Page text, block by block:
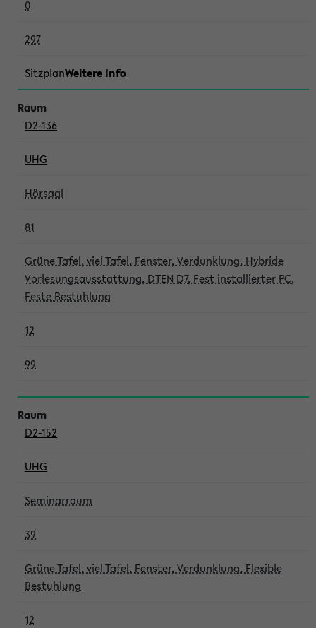
0
297
SitzplanWeitere Info
D2-136
UHG
Hörsaal
81
Grüne Tafel, viel Tafel, Fenster, Verdunklung, Hybride
Vorlesungsausstattung, DTEN D7, Fest installierter PC,
Feste Bestuhlung
12
99
D2-152
UHG
Seminarraum
39
Grüne Tafel, viel Tafel, Fenster, Verdunklung, Flexible
Bestuhlung
12